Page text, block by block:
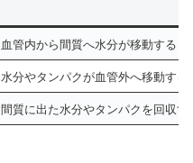
血管内から間質へ水分が移動する
水分やタンパクが血管外へ移動す
間質に出た水分やタンパクを回収す